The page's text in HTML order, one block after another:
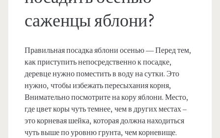
саженцы яблони?
Правильная посадка яблони осенью — Перед тем,
как приступить непосредственно к посадке,
деревце нужно поместить в воду на сутки. Это
нужно, чтобы избежать пересыхания корня,
Внимательно посмотрите на кору яблони. Место,
где цвет коры чуть темнее, чем в других местах –
это корневая шейка, которая должна находиться
чуть выше по уровню грунта, чем корневище.